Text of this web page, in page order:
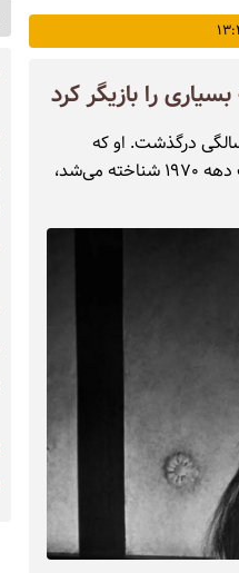
را بازیگر کرد
کاستلو، بازیگر شناخته‌شده سریال والتون‌ها، در سن ۹۰ سالگی درگذشت. او که
بیشتر به‌خاطر ایفای نقش «رزماری هانتر» در این سریال محبوب دهه ۱۹۷۰ شناخته می‌شد،